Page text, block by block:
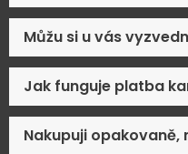
Můžu si u vás
Jak funguje platba
Nakupuji